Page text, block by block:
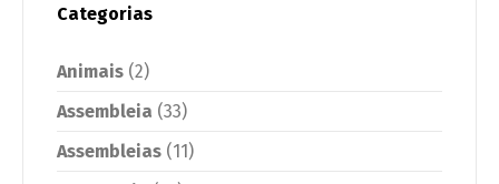
Categorias
Animais (2)
Assembleia (33)
Assembleias (11)